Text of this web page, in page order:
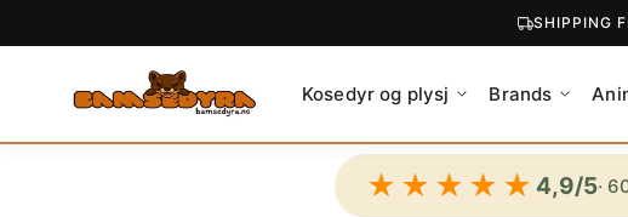
E
SHIPPING
Kosedyr og plysj Brands
★★★★★ 4,9/5·